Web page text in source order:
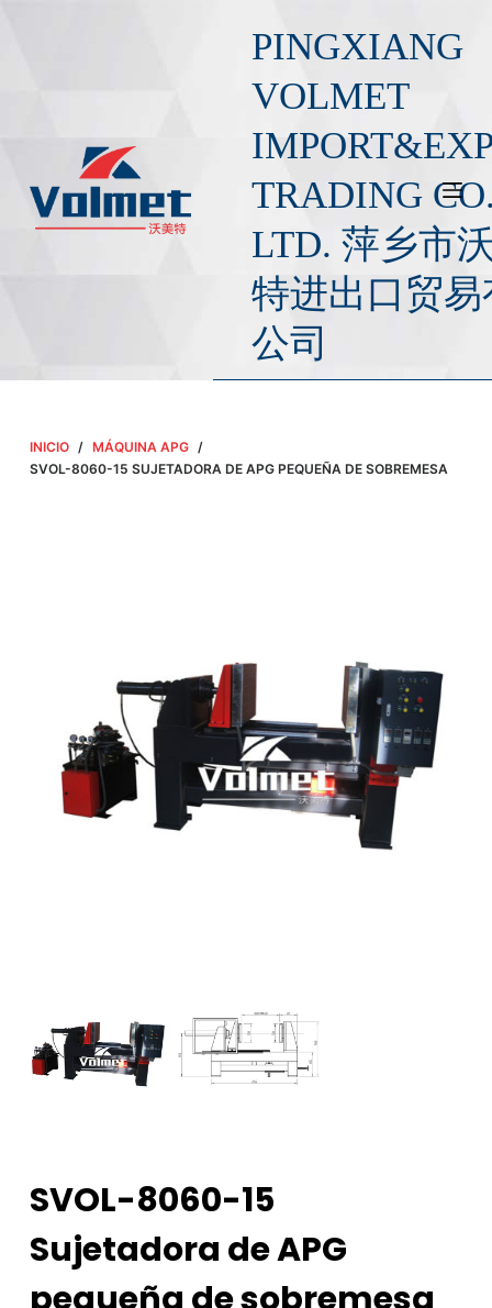
a
d
PINGXIANG
VOLMET
TRADING
LTD. 萍乡市
特进出口贸易
公司
INICIO / MÁQUINA APG /
SVOL-8060-15 SUJETADORA DE APG PEQUEÑA DE SOBREMESA
SVOL-8060-15
Sujetadora de APG